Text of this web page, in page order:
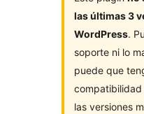
las últimas 3
WordPress.
soporte ni lo
puede que
compatibilidad
las versiones